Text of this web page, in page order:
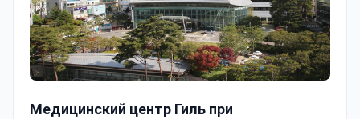
Медицинский центр Гиль при